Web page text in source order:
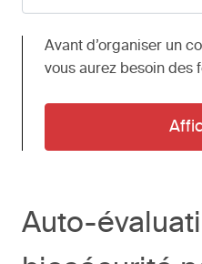
Avant d’organiser un
vous aurez besoin des
Auto-